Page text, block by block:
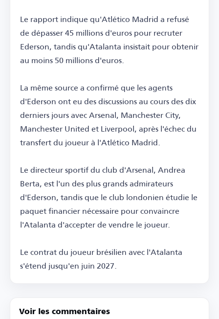
Le rapport indique qu'Atlético Madrid a refusé
de dépasser 45 millions d'euros pour recruter
Ederson, tandis qu'Atalanta insistait pour obtenir
au moins 50 millions d'euros.
La même source a confirmé que les agents
d'Ederson ont eu des discussions au cours des dix
derniers jours avec Arsenal, Manchester City,
Manchester United et Liverpool, après l'échec du
transfert du joueur à l'Atlético Madrid.
Le directeur sportif du club d'Arsenal, Andrea
Berta, est l'un des plus grands admirateurs
d'Ederson, tandis que le club londonien étudie le
paquet financier nécessaire pour convaincre
l'Atalanta d'accepter de vendre le joueur.
Le contrat du joueur brésilien avec l'Atalanta
s'étend jusqu'en juin 2027.
Voir les commentaires